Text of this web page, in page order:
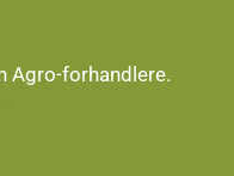
Agro-forhandlere.